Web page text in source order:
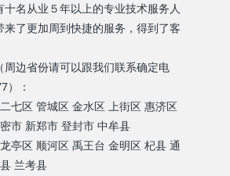
名从业５年以上的专业技术服务人
来了更加周到快捷的服务，得到了客
周边省份请可以跟我们联系确定电
）：
七区 管城区 金水区 上街区 惠济区
市 新郑市 登封市 中牟县
亭区 顺河区 禹王台 金明区 杞县 通
兰考县